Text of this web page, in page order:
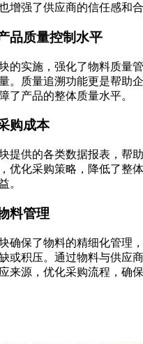
增强了供应商的信任感和合
品质量控制水平
的实施，强化了物料质量
。质量追溯功能更是帮助
了产品的整体质量水平。
购成本
提供的各类数据报表，帮
优化采购策略，降低了整
。
料管理
确保了物料的精细化管理
或积压。通过物料与供应
来源，优化采购流程，确